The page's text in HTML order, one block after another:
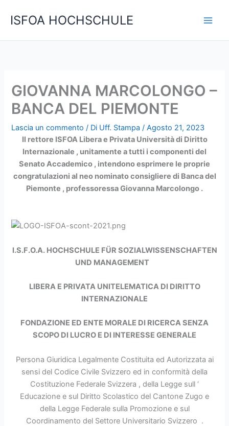
ISFOA HOCHSCHULE
GIOVANNA MARCOLONGO –
BANCA DEL PIEMONTE
Lascia un commento / Di Uff. Stampa/Agosto 21, 2023
Il rettore ISFOA Libera e Privata Università di Diritto
Internazionale , unitamente a tutti i componenti del
Senato Accademico , intendono esprimere le proprie
congratulazioni al neo nominato consigliere di Banca del
Piemonte , professoressa Giovanna Marcolongo .
I.S.F.O.A. HOCHSCHULE FÜR SOZIALWISSENSCHAFTEN
UND MANAGEMENT
LIBERA E PRIVATA UNITELEMATICA DI DIRITTO
INTERNAZIONALE
FONDAZIONE ED ENTE MORALE DI RICERCA SENZA
SCOPO DI LUCRO E DI INTERESSE GENERALE
Persona Giuridica Legalmente Costituita ed Autorizzata ai
sensi del Codice Civile Svizzero ed in conformità della
Costituzione Federale Svizzera , della Legge sull ‘
Educazione e sul Diritto Scolastico del Cantone Zugo e
della Legge Federale sulla Promozione e sul
Coordinamento del Settore Universitario Svizzero .
e